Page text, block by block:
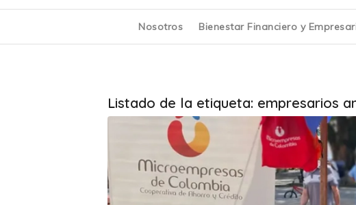
Nosotros Bienestar Financiero y
Listado de la etiqueta: empresarios